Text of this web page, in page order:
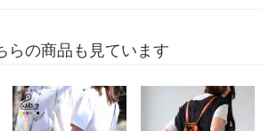
らの商品も見ています